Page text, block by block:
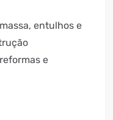
entulhos e
e